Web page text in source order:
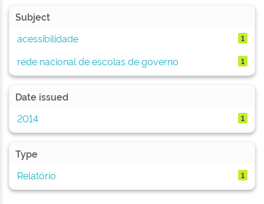
Subject
acessibilidade
1
rede nacional de escolas de governo 1
Date issued
2014
1
Type
Relatório
1